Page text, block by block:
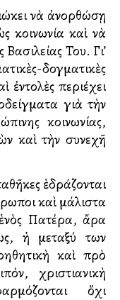
νὰ ἀνορθώσῃ
κοινωνία καὶ νὰ
Του. Γι’
δογματικὲς
ἐντολὲς περιέχει
γιὰ τὴν
κοινωνίας,
καὶ τὴν συνεχῆ
ἑδράζονται
καὶ μάλιστα
ἑνὸς Πατέρα, ἄρα
ἡ μεταξύ των
καὶ πρὸ
χριστιανικὴ
ὄχι